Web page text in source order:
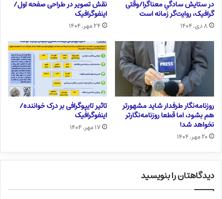
در ستایش سادگیِ معناگرا/وقتی
گرافیک، روایت‌گر زمانه است
۸ دی, ۱۴۰۴
نقش تصویر در طراحی صفحه اول/
اینفوگرافیک
۲۴ مهر, ۱۴۰۴
روزنامه‌نگار طرفدار شاید مشهورتر
هم بشود، اما قطعا روزنامه‌نگارتر
نخواهد شد!
۲۰ مهر, ۱۴۰۴
تاثیر تایپوگرافی بر درک خواننده/
اینفوگرافیک
۱۷ مهر, ۱۴۰۴
دیدگاهتان را بنویسید